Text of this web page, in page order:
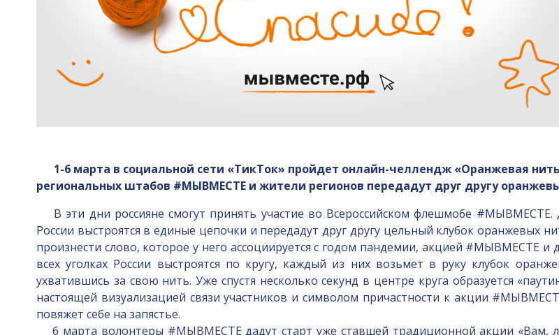
1-6 марта в социальной сети «ТикТок» пройдет онлайн-челлендж «Оранжевая
региональных штабов #МЫВМЕСТЕ и жители регионов передадут друг другу
В эти дни россияне смогут принять участие во Всероссийском флешмобе #МЫВМЕСТЕ.
России выстроятся в единые цепочки и передадут друг другу цельный клубок оранжевых
произнести слово, которое у него ассоциируется с годом пандемии, акцией #МЫВМЕСТЕ
всех уголках России выстроятся по кругу, каждый из них возьмет в руку клубок
ухватившись за свою нить. Уже спустя несколько секунд в центре круга образуется
настоящей визуализацией связи участников и символом причастности к акции
повяжет себе на запястье.
6 марта волонтеры #МЫВМЕСТЕ дадут старт уже ставшей традиционной акции «Вам,